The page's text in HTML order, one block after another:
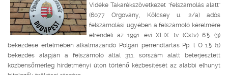
Vidéke Takarékszövetkezet "felszámolás alatt"
(6077 Orgovány, Kölcsey u. 2/a) adós
felszámolási ügyében a felszámoló kérelmére
elrendeli az 1991. évi XLIX. tv. (Cstv.) 6.§. (3)
bekezdése értelmében alkalmazandó Polgári perrendtartás Pp. l O 1.§ (1)
bekezdés alapján a felszámoló által 311. sorszám alatt beterjesztett
közbensőmérleg hirdetményi úton történő kézbesítését az alábbi elhunyt